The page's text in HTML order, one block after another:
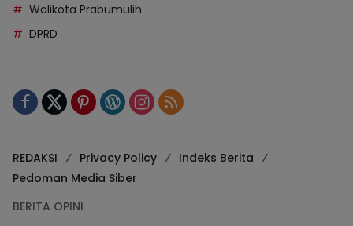
Walikota Prabumulih
DPRD
REDAKSI Privacy Policy
Indeks Berita
Pedoman Media Siber
BERITA OPINI